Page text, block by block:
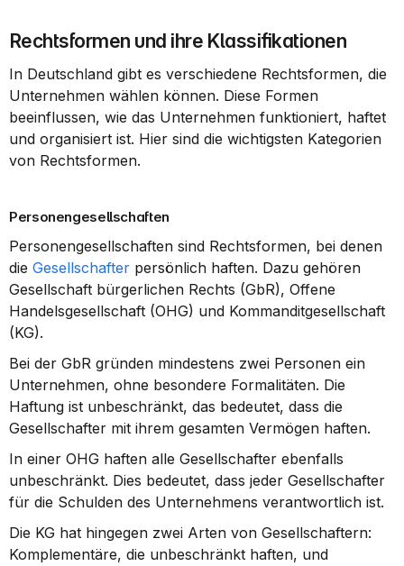
Rechtsformen und ihre Klassifikationen
In Deutschland gibt es verschiedene Rechtsformen, die
Unternehmen wählen können. Diese Formen
beeinflussen, wie das Unternehmen funktioniert, haftet
und organisiert ist. Hier sind die wichtigsten Kategorien
von Rechtsformen.
Personengesellschaften
Personengesellschaften sind Rechtsformen, bei denen
die Gesellschafter persönlich haften. Dazu gehören
Gesellschaft bürgerlichen Rechts (GbR), Offene
Handelsgesellschaft (OHG) und Kommanditgesellschaft
(KG).
Bei der GbR gründen mindestens zwei Personen ein
Unternehmen, ohne besondere Formalitäten. Die
Haftung ist unbeschränkt, das bedeutet, dass die
Gesellschafter mit ihrem gesamten Vermögen haften.
In einer OHG haften alle Gesellschafter ebenfalls
unbeschränkt. Dies bedeutet, dass jeder Gesellschafter
für die Schulden des Unternehmens verantwortlich ist.
Die KG hat hingegen zwei Arten von Gesellschaftern:
Komplementäre, die unbeschränkt haften, und